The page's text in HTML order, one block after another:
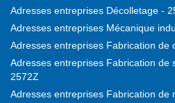
Adresses entreprises Décolletage -
Adresses entreprises Mécanique
Adresses entreprises Fabrication de
Adresses entreprises Fabrication de
2572Z
Adresses entreprises Fabrication de